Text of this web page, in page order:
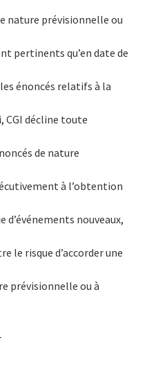
nature prévisionnelle ou
pertinents qu’en date de
énoncés relatifs à la
CGI décline toute
de nature
à l’obtention
d’événements nouveaux,
le risque d’accorder une
prévisionnelle ou à